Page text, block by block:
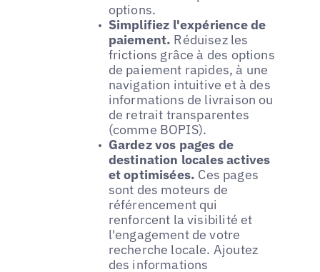
options.
Simplifiez l'expérience de
paiement. Réduisez les
frictions grâce à des options
de paiement rapides, à une
navigation intuitive et à des
informations de livraison ou
de retrait transparentes
(comme BOPIS).
Gardez vos pages de
destination locales actives
et optimisées. Ces pages
sont des moteurs de
référencement qui
renforcent la visibilité et
l'engagement de votre
recherche locale. Ajoutez
des informations